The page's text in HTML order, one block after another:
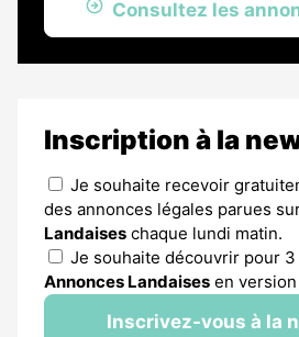
Consultez les
Inscription à la
Je souhaite recevoir
des annonces légales parues
Landaises chaque lundi matin.
Je souhaite découvrir pour
Annonces Landaises en
Inscrivez-vous à la